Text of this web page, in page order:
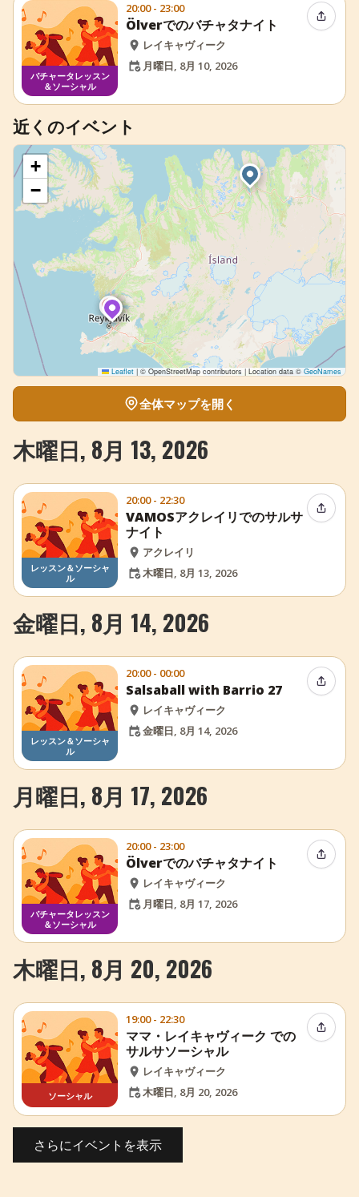
バチャータレッスン
＆ソーシャル
20:00 - 23:00
Ölverでのバチャタナイト
レイキャヴィーク
月曜日, 8月 10, 2026
イベン
近くのイベント
+
−
Leaflet |© OpenStreetMap contributors | Location data ©GeoNames
全体マップを開く
木曜日, 8月 13, 2026
レッスン＆ソーシャ
ル
20:00 - 22:30
VAMOSアクレイリでのサルサ
ナイト
アクレイリ
木曜日, 8月 13, 2026
イベン
金曜日, 8月 14, 2026
レッスン＆ソーシャ
ル
20:00 - 00:00
Salsaball with Barrio 27
レイキャヴィーク
金曜日, 8月 14, 2026
イベン
月曜日, 8月 17, 2026
バチャータレッスン
＆ソーシャル
20:00 - 23:00
Ölverでのバチャタナイト
レイキャヴィーク
月曜日, 8月 17, 2026
イベン
木曜日, 8月 20, 2026
ソーシャル
19:00 - 22:30
ママ・レイキャヴィーク での
サルサソーシャル
レイキャヴィーク
木曜日, 8月 20, 2026
イベン
さらにイベントを表示